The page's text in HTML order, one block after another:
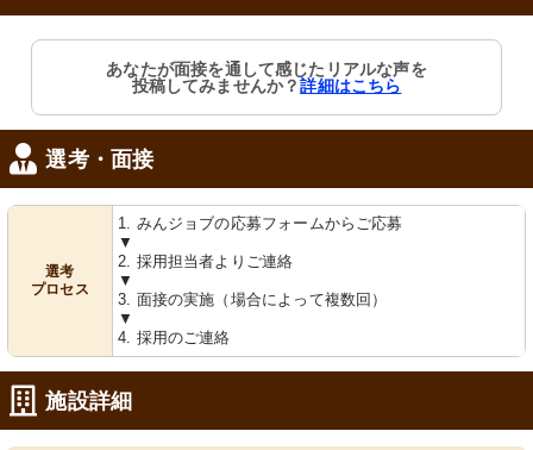
あなたが面接を通して感じたリアルな声を
投稿してみませんか？詳細はこちら
選考・面接
選考
プロセス
1. みんジョブの応募フォームからご応募
▼
2. 採用担当者よりご連絡
▼
3. 面接の実施（場合によって複数回）
▼
4. 採用のご連絡
施設詳細